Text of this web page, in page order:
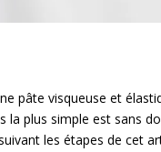
pâte visqueuse et
la plus simple est sans
les étapes de cet